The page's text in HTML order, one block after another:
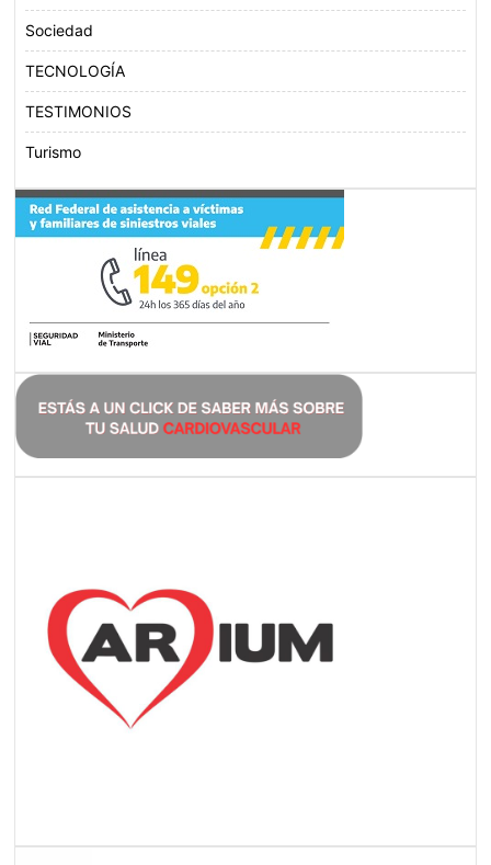
Sociedad
TECNOLOGÍA
TESTIMONIOS
Turismo